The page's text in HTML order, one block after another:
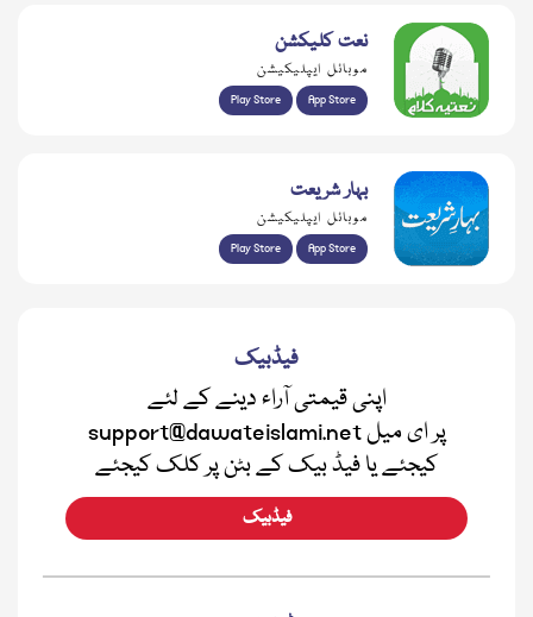
نعت کلیکشن
موبائل ایپلیکیشن
Play Store App Store
بہار شریعت
موبائل ایپلیکیشن
Play Store App Store
فیڈبیک
اپنی قیمتی آراء دینے کے لئے
support@dawateislami.net پر ای میل
کیجئے یا فیڈ بیک کے بٹن پر کلک کیجئے
فیڈبیک